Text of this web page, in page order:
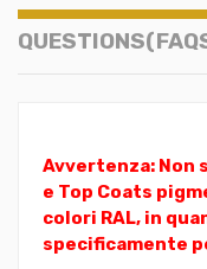
Avvertenza: Non
e Top Coats
colori RAL, in
specificamente